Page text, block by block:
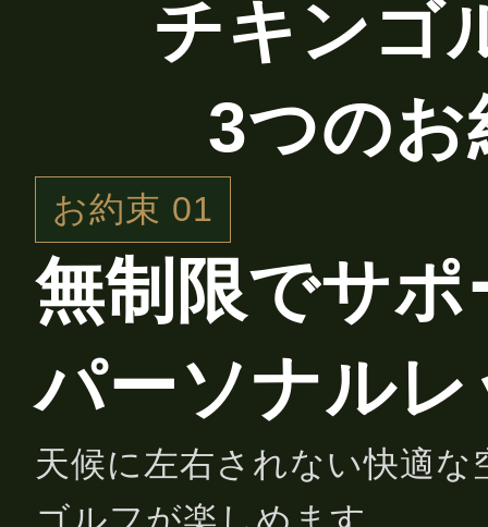
チキンゴ
3つのお
お約束 01
無制限でサ
パーソナル
天候に左右されない快適な